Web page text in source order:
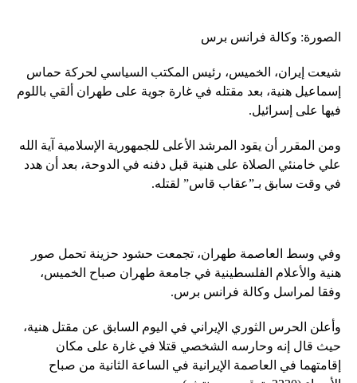
الصورة: وكالة فرانس برس
شيعت إيران، الخميس، رئيس المكتب السياسي لحركة حماس
إسماعيل هنية، بعد مقتله في غارة جوية على طهران ألقي باللوم
فيها على إسرائيل.
ومن المقرر أن يقود المرشد الأعلى للجمهورية الإسلامية آية الله
علي خامنئي الصلاة على هنية قبل دفنه في الدوحة، بعد أن هدد
في وقت سابق بـ”عقاب قاس” لقتله.
وفي وسط العاصمة طهران، تجمعت حشود حزينة تحمل صور
هنية والأعلام الفلسطينية في جامعة طهران صباح الخميس،
وفقا لمراسل وكالة فرانس برس.
وأعلن الحرس الثوري الإيراني في اليوم السابق عن مقتل هنية،
حيث قال إنه وحارسه الشخصي قتلا في غارة على مكان
إقامتهما في العاصمة الإيرانية في الساعة الثانية من صباح